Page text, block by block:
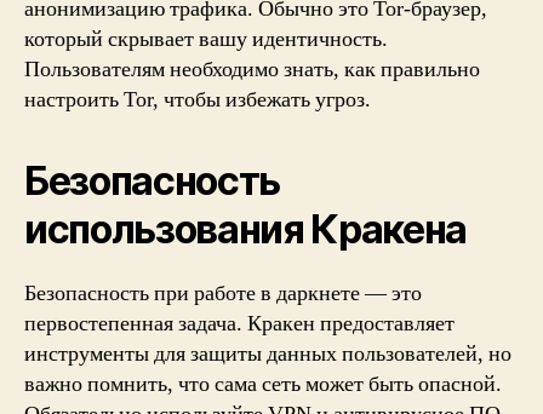
анонимизацию трафика. Обычно это Tor-браузер,
который скрывает вашу идентичность.
Пользователям необходимо знать, как правильно
настроить Tor, чтобы избежать угроз.
Безопасность
использования Кракена
Безопасность при работе в даркнете — это
первостепенная задача. Кракен предоставляет
инструменты для защиты данных пользователей, но
важно помнить, что сама сеть может быть опасной.